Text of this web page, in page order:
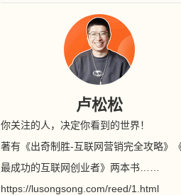
卢松松
你关注的人，决定你看到的世界！
著有《出奇制胜-互联网营销完全攻略》
最成功的互联网创业者》两本书……
https://lusongsong.com/reed/1.html